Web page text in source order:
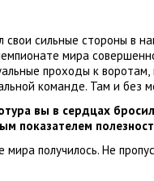
свои сильные стороны в
мира
проходы к воротам,
команде. Там и без
вы в сердцах
показателем
получилось. Не